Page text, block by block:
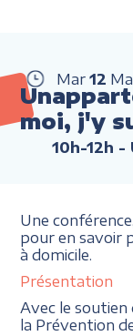
Mar 12
moi, j'y
10h-12h -
Une
pour en savoir
à domicile.
Présentation
Avec le soutien
la Prévention